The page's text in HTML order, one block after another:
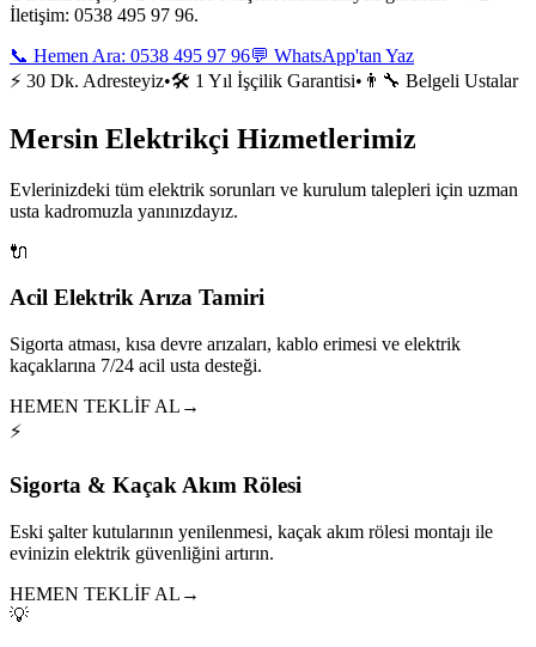
İletişim: 0538 495 97 96.
📞 Hemen Ara: 0538 495 97 96💬 WhatsApp'tan Yaz
⚡ 30 Dk. Adresteyiz•🛠️ 1 Yıl İşçilik Garantisi• 👨‍🔧 Belgeli Ustalar
Mersin Elektrikçi Hizmetlerimiz
Evlerinizdeki tüm elektrik sorunları ve kurulum talepleri için uzman
usta kadromuzla yanınızdayız.
🔌
Acil Elektrik Arıza Tamiri
Sigorta atması, kısa devre arızaları, kablo erimesi ve elektrik
kaçaklarına 7/24 acil usta desteği.
HEMEN TEKLİF AL →
⚡
Sigorta & Kaçak Akım Rölesi
Eski şalter kutularının yenilenmesi, kaçak akım rölesi montajı ile
evinizin elektrik güvenliğini artırın.
HEMEN TEKLİF AL →
💡